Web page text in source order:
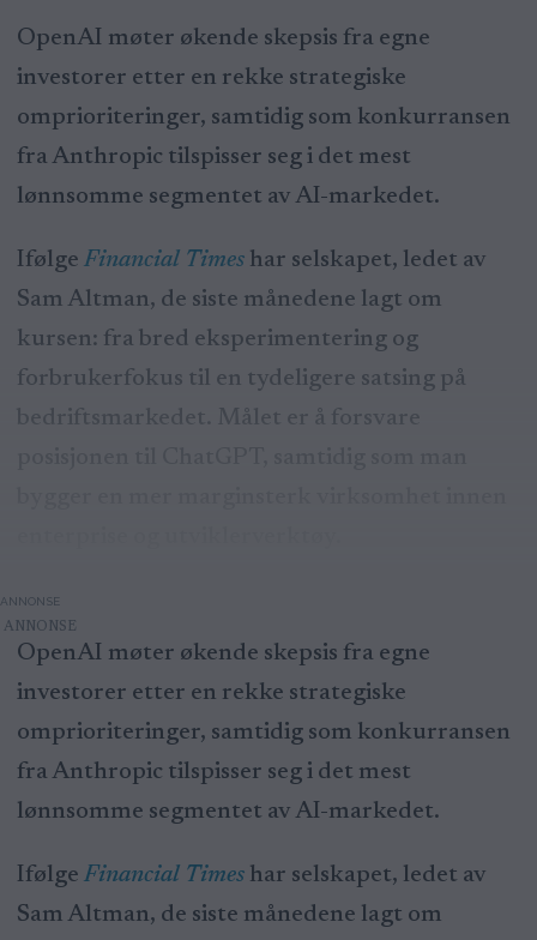
OpenAI møter økende skepsis fra egne
investorer etter en rekke strategiske
omprioriteringer, samtidig som konkurransen
fra Anthropic tilspisser seg i det mest
lønnsomme segmentet av AI-markedet.
Ifølge Financial Timeshar selskapet, ledet av
Sam Altman, de siste månedene lagt om
kursen: fra bred eksperimentering og
forbrukerfokus til en tydeligere satsing på
bedriftsmarkedet. Målet er å forsvare
ANNONSE
OpenAI møter økende skepsis fra egne
investorer etter en rekke strategiske
omprioriteringer, samtidig som konkurransen
fra Anthropic tilspisser seg i det mest
lønnsomme segmentet av AI-markedet.
Ifølge Financial Timeshar selskapet, ledet av
Sam Altman, de siste månedene lagt om